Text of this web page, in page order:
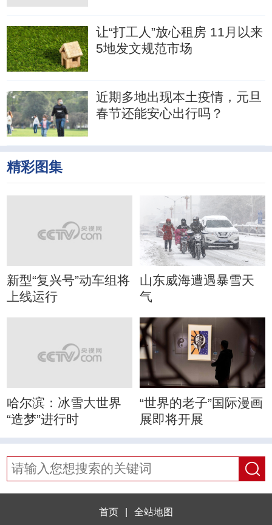
让“打工人”放心租房 11月以来
5地发文规范市场
近期多地出现本土疫情，元旦
春节还能安心出行吗？
精彩图集
新型“复兴号”动车组将
上线运行
山东威海遭遇暴雪天
气
哈尔滨：冰雪大世界
“造梦”进行时
“世界的老子”国际漫画
展即将开展
首页 全站地图